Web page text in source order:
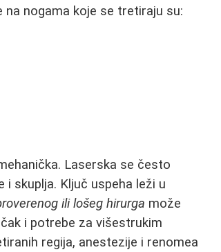
na nogama koje se tretiraju su:
Laserska se često
skuplja. Ključ uspeha leži u
ili lošeg hirurga može
i potrebe za višestrukim
regija, anestezije i renomea